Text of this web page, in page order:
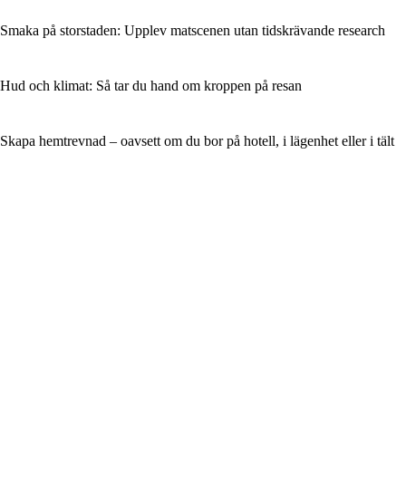
Smaka på storstaden: Upplev matscenen utan tidskrävande research
Hud och klimat: Så tar du hand om kroppen på resan
Skapa hemtrevnad – oavsett om du bor på hotell, i lägenhet eller i tält